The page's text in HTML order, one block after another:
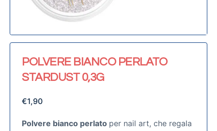
POLVERE BIANCO PERLATO
STARDUST 0,3G
€1,90
Polvere bianco perlato per nail art, che regala